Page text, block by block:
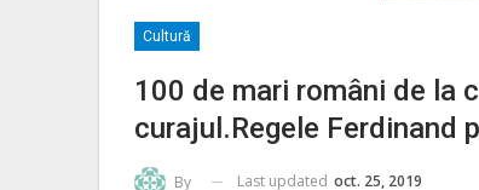
Cultură
100 de mari români de la
curajul.Regele Ferdinand
By Last updated oct. 25, 2019